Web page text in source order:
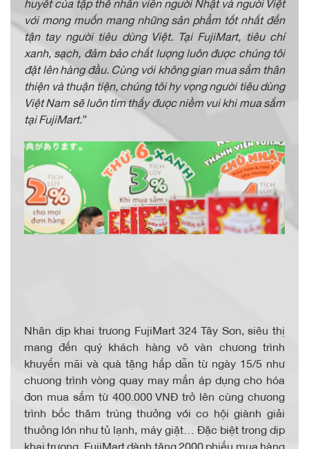
huyết của tập thể nhân viên người Nhật và người Việt
với mong muốn mang những sản phẩm tốt nhất đến
tận tay người tiêu dùng Việt. Tại FujiMart, tiêu chí
xanh, sạch, đảm bảo chất lượng luôn được chúng tôi
đặt lên hàng đầu. Cùng với không gian mua sắm thân
thiện và thuận tiện, chúng tôi hy vọng người tiêu dùng
Việt Nam sẽ luôn tìm thấy được niềm vui khi mua sắm
tại FujiMart.”
Nhân dịp khai trương FujiMart 324 Tây Sơn, siêu thị
mang đến quý khách hàng vô vàn chương trình
khuyến mãi và quà tặng hấp dẫn từ ngày 15/5 như
chương trình vòng quay may mắn áp dụng cho hóa
đơn mua sắm từ 400.000 VNĐ trở lên cùng chương
trình bốc thăm trúng thưởng với cơ hội giành giải
thưởng lớn như tủ lạnh, máy giặt… Đặc biệt trong dịp
khai trương, FujiMart dành tặng 2000 phiếu mua hàng